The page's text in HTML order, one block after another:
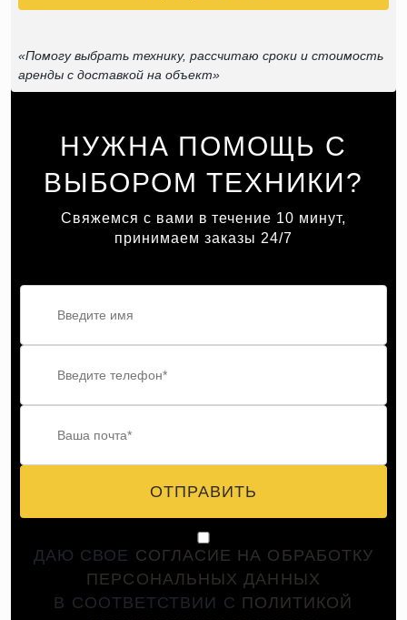
НУЖНА ПОМОЩЬ С
ВЫБОРОМ ТЕХНИКИ?
Свяжемся с вами в течение 10 минут,
принимаем заказы 24/7
ОТПРАВИТЬ
ДАЮ СВОЕ СОГЛАСИЕ НА ОБРАБОТКУ
ПЕРСОНАЛЬНЫХ ДАННЫХ
В СООТВЕТСТВИИ С ПОЛИТИКОЙ
«Помогу выбрать технику, рассчитаю сроки и стоимость
аренды с доставкой на объект»